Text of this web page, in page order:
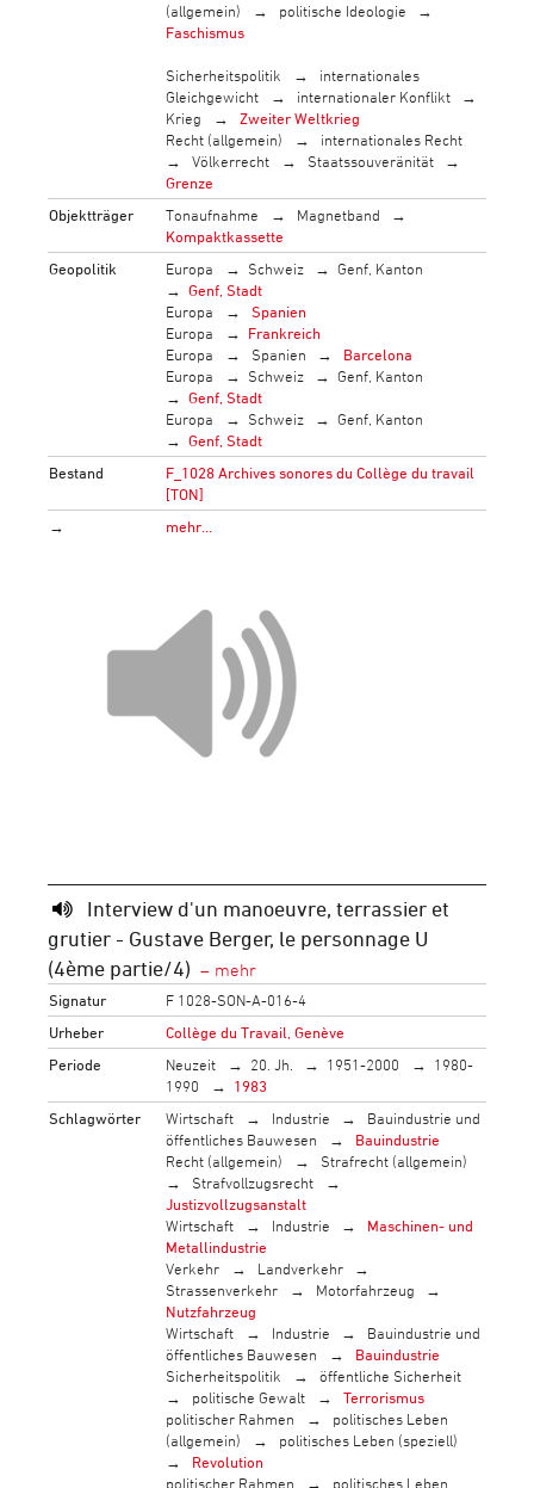
(allgemein)
politische Ideologie
Faschismus
Sicherheitspolitik
internationales
Gleichgewicht
internationaler Konflikt
Krieg
Zweiter Weltkrieg
Recht (allgemein)
internationales Recht
Völkerrecht
Staatssouveränität
Grenze
Objektträger
Tonaufnahme
Magnetband
Kompaktkassette
Geopolitik
Europa Schweiz
Genf, Kanton
Genf, Stadt
Europa
Spanien
Europa
Frankreich
Europa
Spanien
Barcelona
Europa
Schweiz
Genf, Kanton
Genf, Stadt
Europa
Schweiz
Genf, Kanton
Genf, Stadt
Bestand
F_1028 Archives sonores du Collège du travail
[TON]
→
mehr…
Interview d'un manoeuvre, terrassier et
grutier - Gustave Berger, le personnage U
(4ème partie/4)
Signatur
F 1028-SON-A-016-4
Urheber
Collège du Travail, Genève
Periode
Neuzeit 20. Jh. 1951-2000
1980-
1990
1983
Schlagwörter
Wirtschaft Industrie
Bauindustrie und
öffentliches Bauwesen
Bauindustrie
Recht (allgemein)
Strafrecht (allgemein)
Strafvollzugsrecht
Justizvollzugsanstalt
Wirtschaft
Industrie
Maschinen- und
Metallindustrie
Verkehr
Landverkehr
Strassenverkehr
Motorfahrzeug
Nutzfahrzeug
Wirtschaft
Industrie
Bauindustrie und
öffentliches Bauwesen
Bauindustrie
Sicherheitspolitik
öffentliche Sicherheit
politische Gewalt
Terrorismus
politischer Rahmen
politisches Leben
(allgemein)
politisches Leben (speziell)
Revolution
politischer Rahmen
politisches Leben